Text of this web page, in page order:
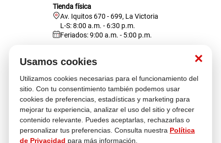
×
Usamos cookies
Utilizamos cookies necesarias para el funcionamiento del
sitio. Con tu consentimiento también podemos usar
cookies de preferencias, estadísticas y marketing para
mejorar tu experiencia, analizar el uso del sitio y ofrecer
contenido relevante. Puedes aceptarlas, rechazarlas o
personalizar tus preferencias. Consulta nuestra Política
de Privacidad para más información.
Tienda física
Av. Iquitos 670 - 699, La Victoria
L-S: 8:00 a.m. - 6:30 p.m.
Feriados: 9:00 a.m. - 5:00 p.m.
Atención al cliente
Descubre más